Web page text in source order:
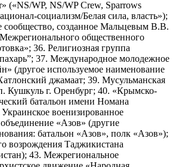
(«NS/WP, NS/WP Crew, Sparrows
социализм/Белая сила, власть»);
сообщество, созданное Мальцевым В.В.
общественного
36. Религиозная группа
37. Международное молодежное
(другое используемое наименование
джамаат; 39. Мусульманская
Кушкуль г. Оренбург; 40. «Крымско-
батальон имени Номана
военизированное
«Азов» (другие
батальон «Азов», полк «Азов»);
возрождения Таджикистана
43. Межрегиональное